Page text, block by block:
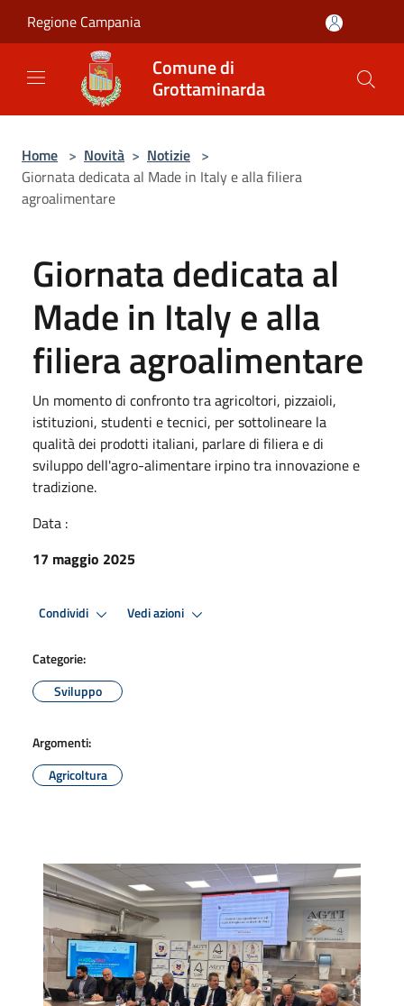
Regione Campania
Comune di
Grottaminarda
Home > Novità > Notizie >
Giornata dedicata al Made in Italy e alla filiera
agroalimentare
Giornata dedicata al
Made in Italy e alla
filiera agroalimentare
Un momento di confronto tra agricoltori, pizzaioli,
istituzioni, studenti e tecnici, per sottolineare la
qualità dei prodotti italiani, parlare di filiera e di
sviluppo dell'agro-alimentare irpino tra innovazione e
tradizione.
Data :
17 maggio 2025
Condividi Vedi azioni
Categorie:
Sviluppo
Argomenti:
Agricoltura